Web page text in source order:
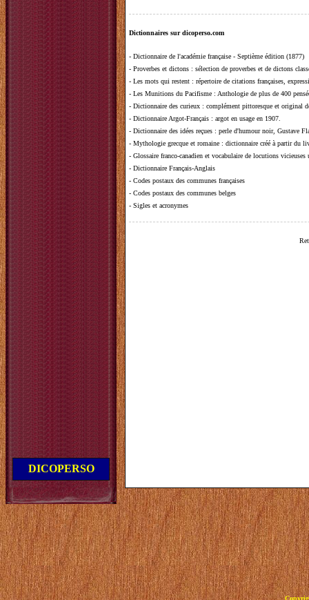
DICOPERSO
Dictionnaires sur dicoperso.com
- Dictionnaire de l'académie française - Septième édition (1877)
- Proverbes et dictons : sélection de proverbes et de dictons
- Les mots qui restent : répertoire de citations françaises,
- Les Munitions du Pacifisme : Anthologie de plus de 400
- Dictionnaire des curieux : complément pittoresque et original
- Dictionnaire Argot-Français : argot en usage en 1907.
- Dictionnaire des idées reçues : perle d'humour noir, Gustave
- Mythologie grecque et romaine : dictionnaire créé à partir du
- Glossaire franco-canadien et vocabulaire de locutions vicieuses
- Dictionnaire Français-Anglais
- Codes postaux des communes françaises
- Codes postaux des communes belges
- Sigles et acronymes